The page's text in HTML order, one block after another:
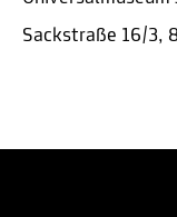
Sackstraße 16/3,